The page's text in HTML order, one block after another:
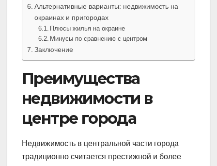
Альтернативные варианты: недвижимость на
окраинах и пригородах
Плюсы жилья на окраине
Минусы по сравнению с центром
Заключение
Преимущества
недвижимости в
центре города
Недвижимость в центральной части города
традиционно считается престижной и более